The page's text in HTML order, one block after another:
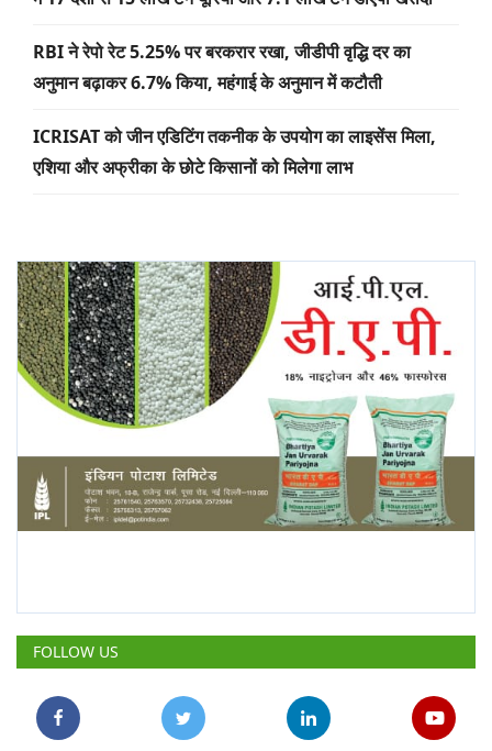
RBI ने रेपो रेट 5.25% पर बरकरार रखा, जीडीपी वृद्धि दर का
अनुमान बढ़ाकर 6.7% किया, महंगाई के अनुमान में कटौती
ICRISAT को जीन एडिटिंग तकनीक के उपयोग का लाइसेंस मिला,
एशिया और अफ्रीका के छोटे किसानों को मिलेगा लाभ
FOLLOW US